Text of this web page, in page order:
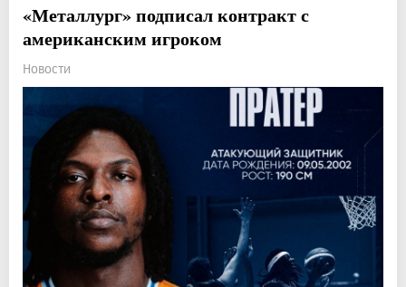
«Металлург» подписал контракт с
американским игроком
Новости